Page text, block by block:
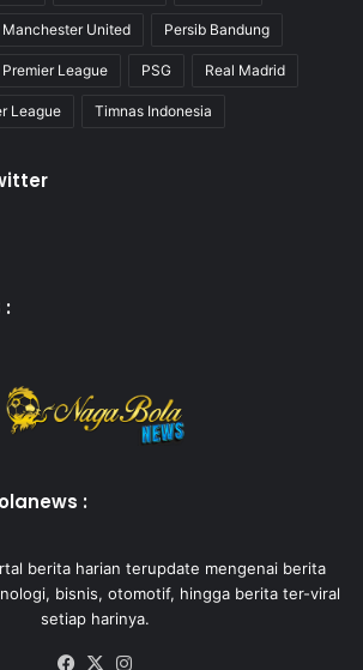
Manchester United Persib Bandung
Premier League PSG Real Madrid
League Timnas Indonesia
:
:
berita harian terupdate mengenai berita
bisnis, otomotif, hingga berita ter-viral
setiap harinya.
Facebook
X